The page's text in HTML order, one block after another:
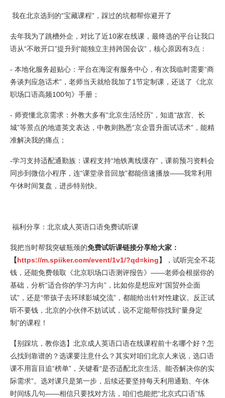
我在北京选到的“宝藏课程”，踩过的坑都帮你避开了
去年我为了跳槽外企，对比了近10家在线课，最终选的平台让我口
语从“不敢开口”提升到“能独立主持跨国会议”，核心原因有3点：
- 本地化服务超贴心：平台在海淀有服务中心，有次我临时需要“商
务谈判应急话术”，老师当天就给我加了1节定制课，还送了《北京
职场口语高频100句》手册；
- 师资懂北京需求：外教大多有“北京生活经历”，知道“故宫、长
城”等景点的地道英文表达，中教则熟悉“京企晋升面试话术”，能精
准解决我的痛点；
-学习支持适配通勤族：课程支持“地铁离线缓存”，课前预习资料会
同步到微信小程序，连“课堂录音回放”都能倍速播放——我常利用
午休时间复盘，进步特别快。
福利分享：北京成人英语口语免费试听课
我把当时帮我突破瓶颈的免费试听课链接分享给大家：
【https://m.spiiker.com/event/1v1/?qd=king】
，试听完全不花
钱，还能免费领取《北京职场口语测评报告》——老师会根据你的
基础，分析“适合你的学习方向”，比如你是想应对“国贸外企面
试”，还是“带孩子去环球影城交流”，都能给出针对性建议。反正试
听不要钱，北京的小伙伴不妨试试，说不定能帮你找到“量身定
制”的课程！
【别踩坑，教你选】北京成人英语口语在线课程前十名哪个好？怎
么找到靠谱的？选课要注意什么？其实对咱们北京人来说，选口语
课不用盲目追“榜单”，关键看“是否适配北京生活、能否解决你的实
际需求”。选对课只是第一步，后续还要坚持每天利用通勤、午休
时间练几句——相信只要找对方法，咱们也能把“北京式口语”练